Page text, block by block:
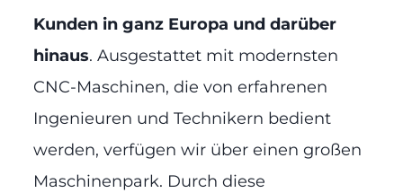
Kunden in ganz Europa und darüber
hinaus. Ausgestattet mit modernsten
CNC-Maschinen, die von erfahrenen
Ingenieuren und Technikern bedient
werden, verfügen wir über einen großen
Maschinenpark. Durch diese